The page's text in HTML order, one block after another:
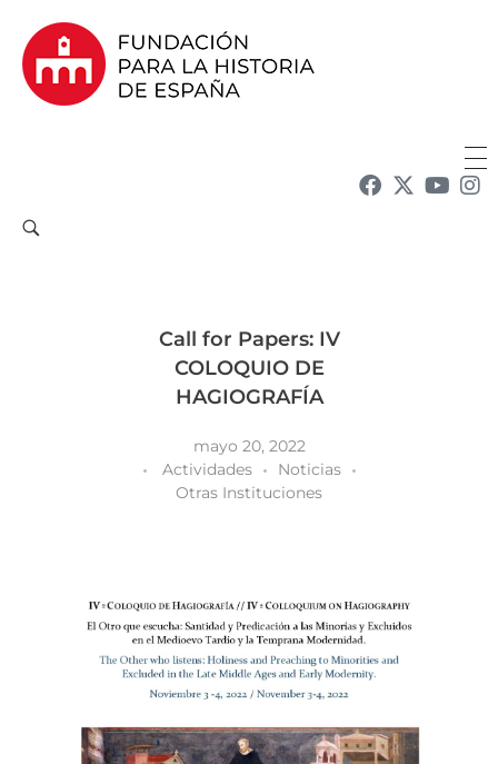
Call for Papers: IV
COLOQUIO DE
HAGIOGRAFÍA
mayo 20, 2022
Actividades
Noticias
Otras Instituciones